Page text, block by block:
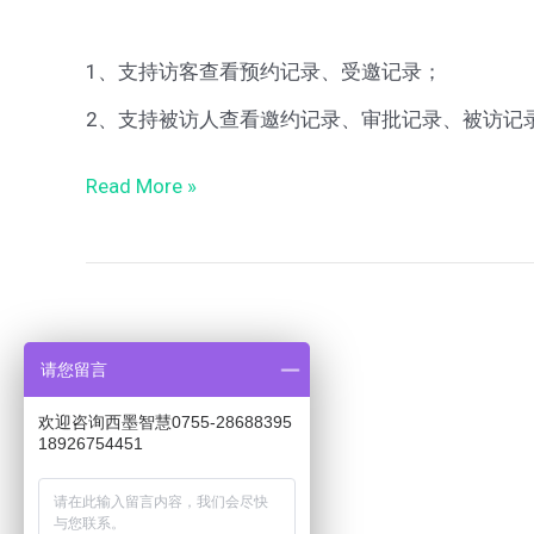
1、支持访客查看预约记录、受邀记录；
2、支持被访人查看邀约记录、审批记录、被访记
Read More »
请您留言
欢迎咨询西墨智慧0755-28688395
18926754451